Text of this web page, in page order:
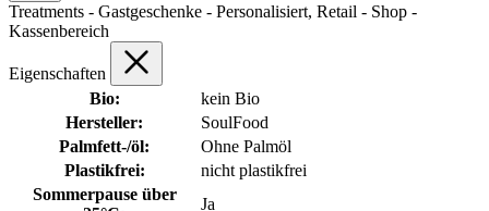
Treatments - Gastgeschenke - Personalisiert, Retail - Shop -
Kassenbereich
Eigenschaften
Bio:
kein Bio
Hersteller:
SoulFood
Palmfett-/öl:
Ohne Palmöl
Plastikfrei:
nicht plastikfrei
Sommerpause über
Ja